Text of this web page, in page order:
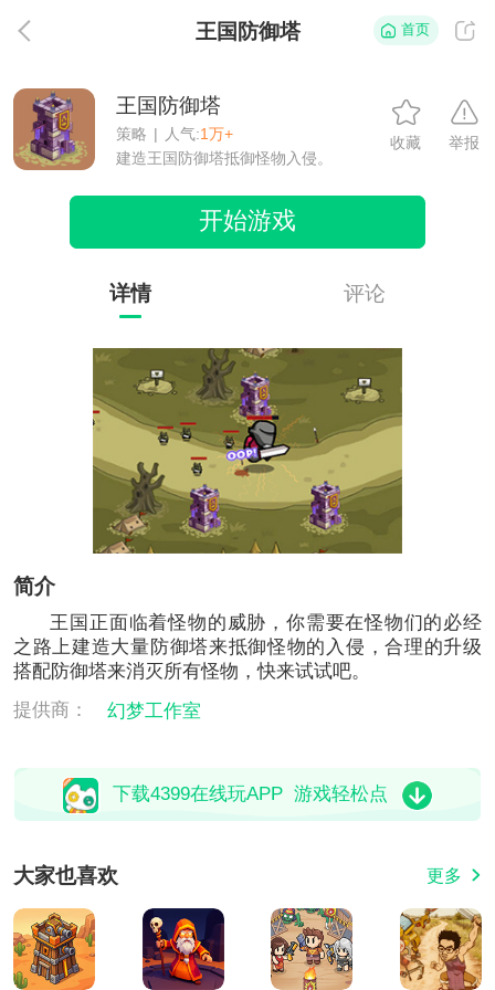
王国防御塔 首页
王国防御塔
策略 | 人气:1万+
建造王国防御塔抵御怪物入侵。
收藏 举报
开始游戏
详情 评论
简介
王国正面临着怪物的威胁，你需要在怪物们的必经
之路上建造大量防御塔来抵御怪物的入侵，合理的升级
搭配防御塔来消灭所有怪物，快来试试吧。
提供商：
幻梦工作室
下载4399在线玩APP 游戏轻松点
大家也喜欢 更多